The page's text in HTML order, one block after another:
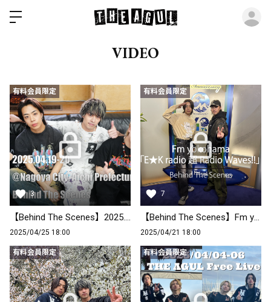
VIDEO
有料会員限定
3
【Behind The Scenes】2025.04.19-20 @Nagoya City, Aichi Prefecture
2025/04/25 18:00
有料会員限定
7
【Behind The Scenes】Fm yokohama「E★K radio 超 Radio Waves!!」
2025/04/21 18:00
有料会員限定 有料会員限定